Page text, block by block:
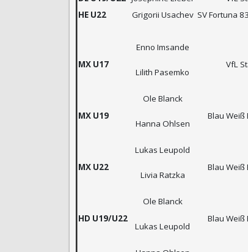
HE U22
Grigorii Usachev SV Fortuna
MX U17
Enno Imsande
Lilith Pasemko
VfL
MX U19
Ole Blanck
Hanna Ohlsen
Blau Weiß
MX U22
Lukas Leupold
Livia Ratzka
Blau Weiß
HD U19/U22
Ole Blanck
Lukas Leupold
Blau Weiß